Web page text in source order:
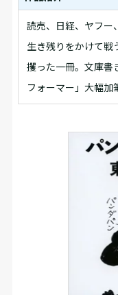
読売、日経、ヤフー
生き残りをかけて戦
攫った一冊。文庫書
フォーマー」大幅加